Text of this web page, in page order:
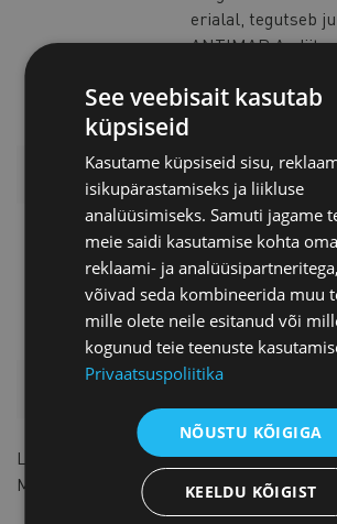
erialal, tegutseb
ANTIMAR
LISAINFO
Kati Krass
Projektijuht
Liikmele
65 € + km
Mitteliikmele
95 € + kmAstu liikmeks
See veebisait kasutab
küpsiseid
Kasutame küpsiseid sisu,
isikupärastamiseks ja liikluse
analüüsimiseks. Samuti jagame
meie saidi kasutamise kohta oma
reklaami- ja
võivad seda kombineerida muu
mille olete neile esitanud või
kogunud teie teenuste
Privaatsuspoliitika
NÕUSTU KÕIGIGA
KEELDU KÕIGIST